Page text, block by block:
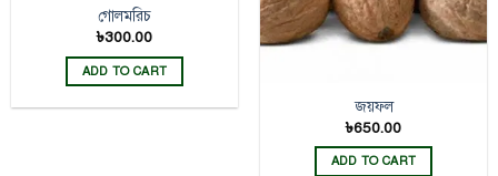
গোলমরিচ
৳300.00
ADD TO CART
জয়ফল
৳650.00
ADD TO CART